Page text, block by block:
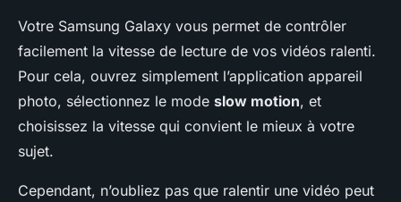
Votre Samsung Galaxy vous permet de contrôler
facilement la vitesse de lecture de vos vidéos ralenti.
Pour cela, ouvrez simplement l’application appareil
photo, sélectionnez le mode slow motion, et
choisissez la vitesse qui convient le mieux à votre
sujet.
Cependant, n’oubliez pas que ralentir une vidéo peut